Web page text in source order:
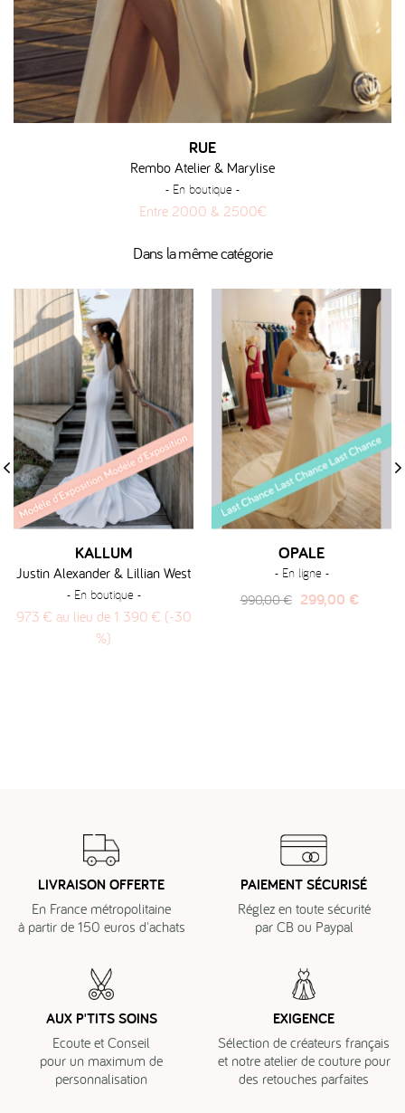
RUE
Rembo Atelier & Marylise
- En boutique -
Entre 2000 & 2500€
Dans la même catégorie
KALLUM
Justin Alexander & Lillian West
- En boutique -
973 € au lieu de 1 390 € (-30
%)
OPALE
- En ligne -
Prix
990,00 € Prix
299,00 €
LIVRAISON OFFERTE
En France métropolitaine
à partir de 150 euros d'achats
PAIEMENT SÉCURISÉ
Réglez en toute sécurité
par CB ou Paypal
AUX P'TITS SOINS
Ecoute et Conseil
pour un maximum de
personnalisation
EXIGENCE
Sélection de créateurs français
et notre atelier de couture pour
des retouches parfaites